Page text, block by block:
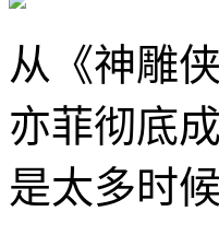
从《神雕
亦菲彻底
是太多时